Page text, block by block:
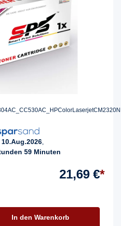
10.Aug.2026
59 Minuten
21,69 €*
In den Warenkorb